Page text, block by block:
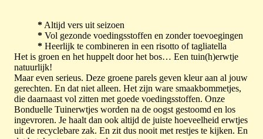
* Altijd vers uit seizoen
* Vol gezonde voedingsstoffen en zonder toevoegingen
* Heerlijk te combineren in een risotto of tagliatella
Het is groen en het huppelt door het bos… Een tuin(h)erwtje
natuurlijk!
Maar even serieus. Deze groene parels geven kleur aan al jouw
gerechten. En dat niet alleen. Het zijn ware smaakbommetjes,
die daarnaast vol zitten met goede voedingsstoffen. Onze
Bonduelle Tuinerwtjes worden na de oogst gestoomd en los
ingevroren. Je haalt dan ook altijd de juiste hoeveelheid erwtjes
uit de recyclebare zak. En zit dus nooit met restjes te kijken. En